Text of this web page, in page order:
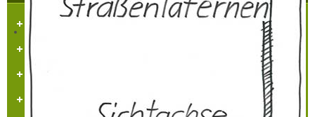
Aufgaben und Ziele
Veranstaltungen